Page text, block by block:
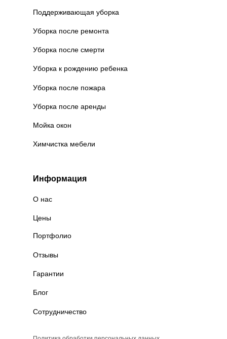
Информация
Сотрудничество
Блог
Гарантии
Отзывы
Портфолио
Цены
О нас
Химчистка мебели
Мойка окон
Уборка после аренды
Уборка после пожара
Уборка к рождению ребенка
Уборка после смерти
Уборка после ремонта
Поддерживающая уборка